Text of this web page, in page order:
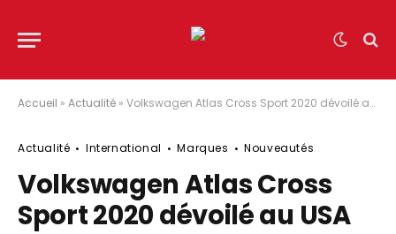
Accueil » Actualité » Volkswagen Atlas Cross Sport 2020 dévoilé au USA
Actualité International Marques Nouveautés
Volkswagen Atlas Cross
Sport 2020 dévoilé au USA